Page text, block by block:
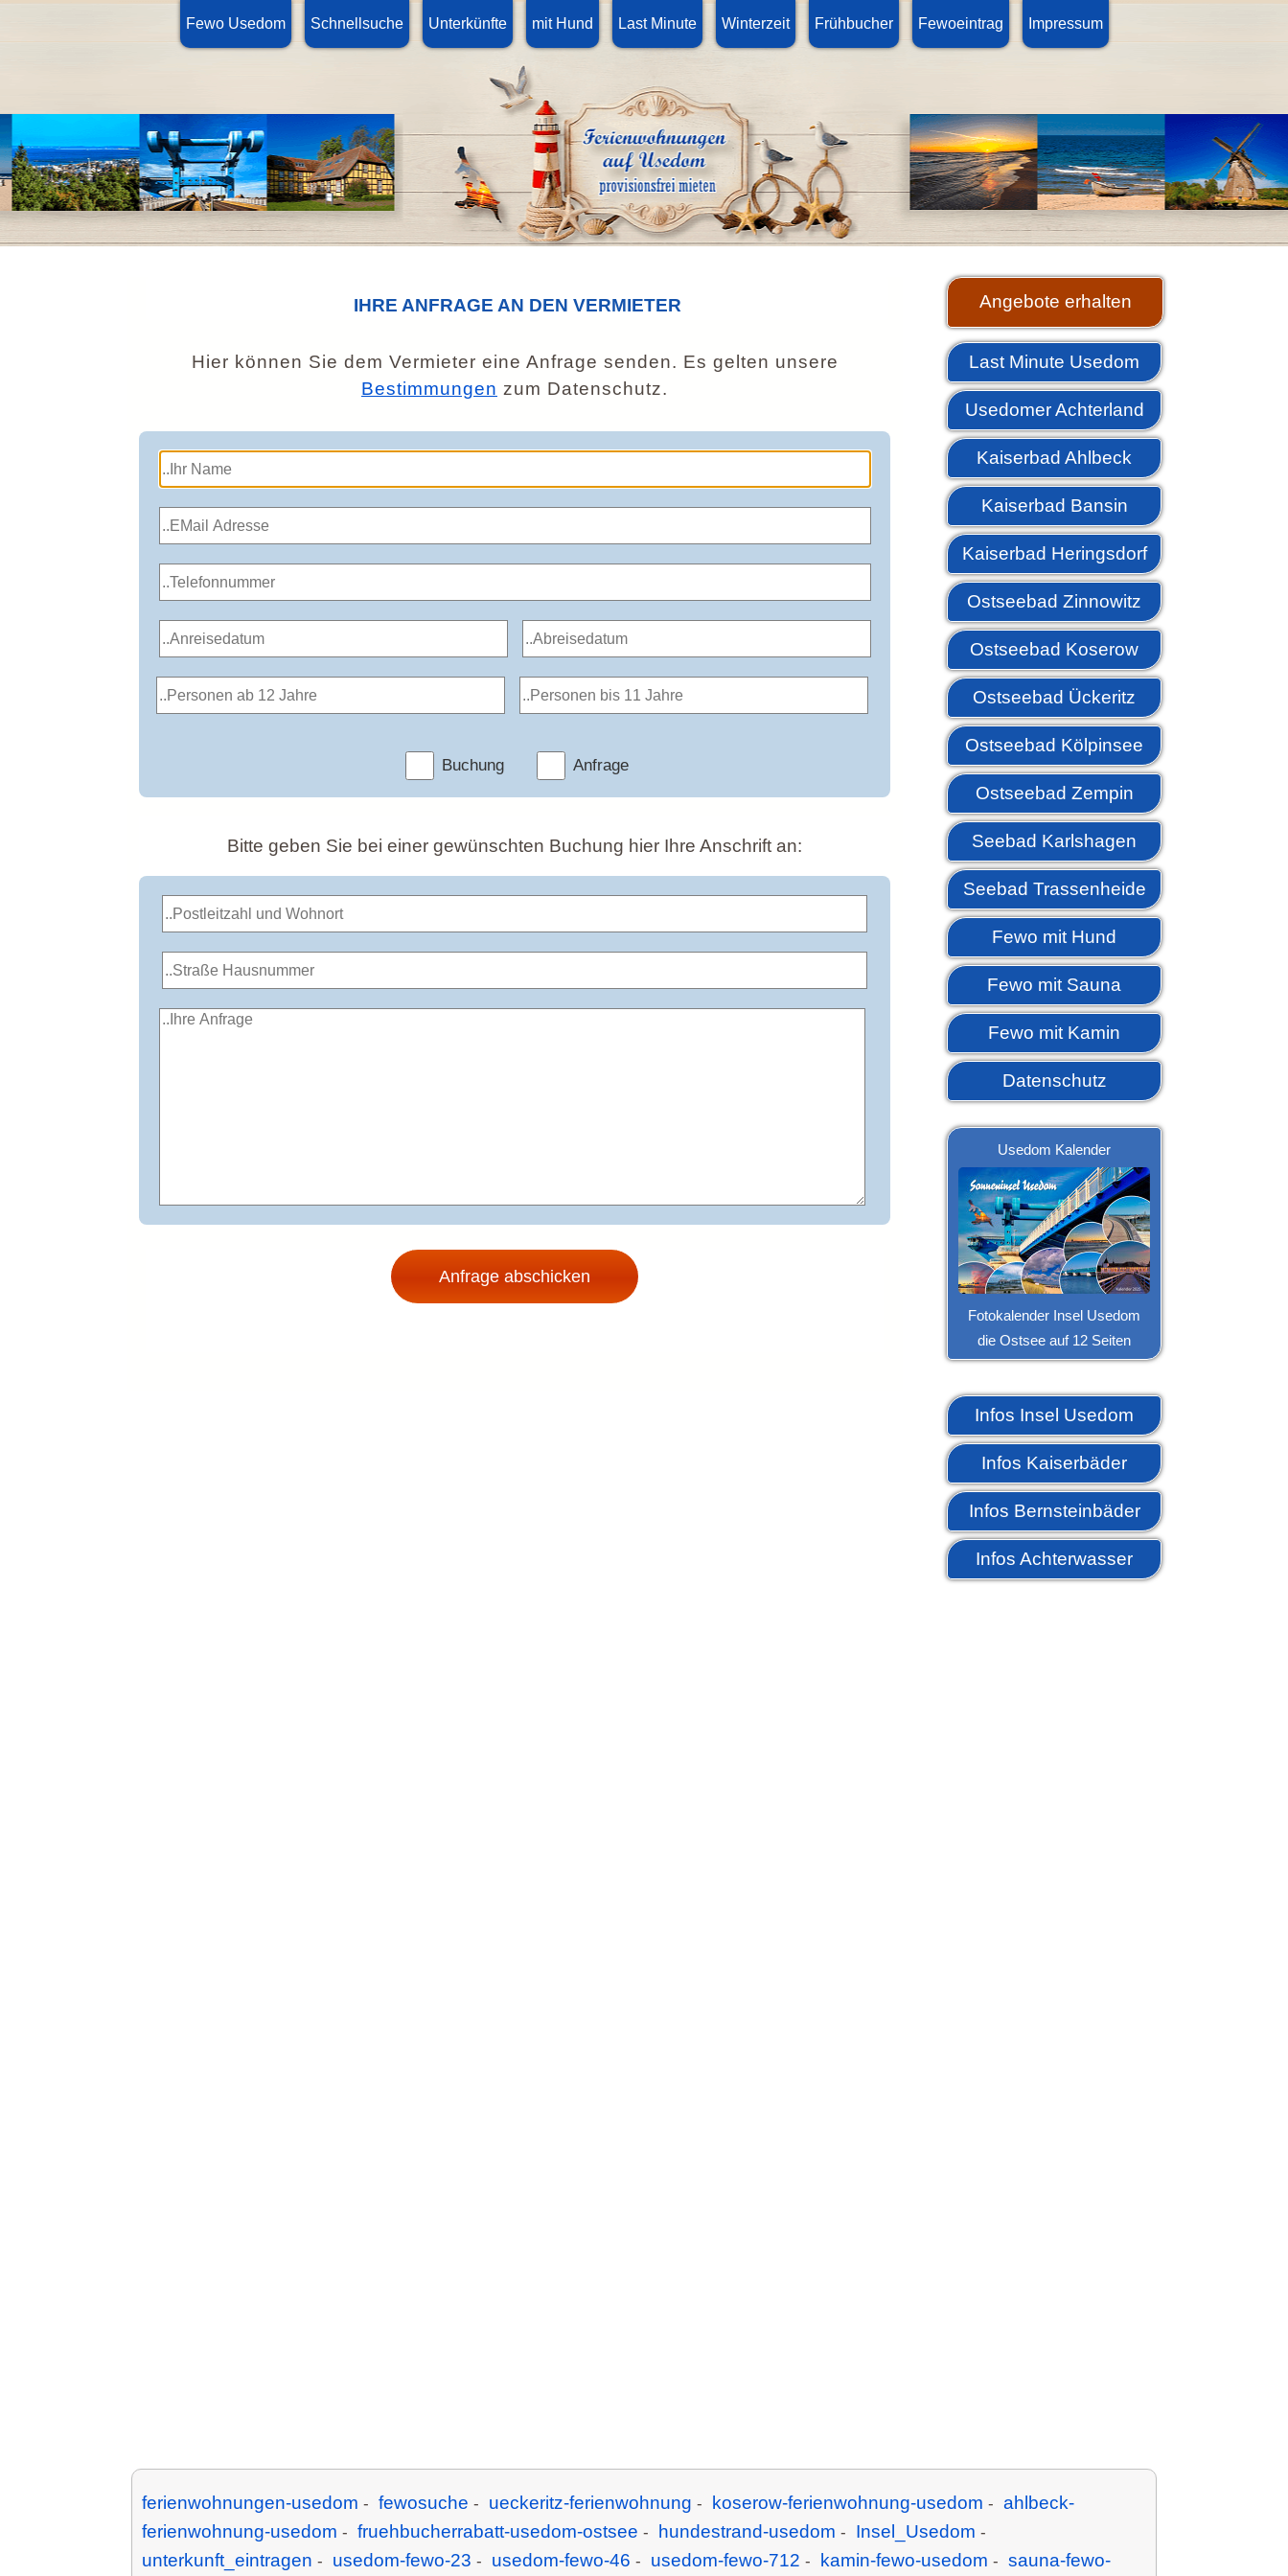
Fewo Usedom Schnellsuche Unterkünfte mit Hund Last Minute Winterzeit Frühbucher Fewoeintrag Impressum
Angebote erhalten
Last Minute Usedom
Usedomer Achterland
Kaiserbad Ahlbeck
Kaiserbad Bansin
Kaiserbad Heringsdorf
Ostseebad Zinnowitz
Ostseebad Koserow
Ostseebad Ückeritz
Ostseebad Kölpinsee
Ostseebad Zempin
Seebad Karlshagen
Seebad Trassenheide
Fewo mit Hund
Fewo mit Sauna
Fewo mit Kamin
Datenschutz
Usedom Kalender
Fotokalender Insel Usedom
die Ostsee auf 12 Seiten
Infos Insel Usedom
Infos Kaiserbäder
Infos Bernsteinbäder
Infos Achterwasser
IHRE ANFRAGE AN DEN VERMIETER
Hier können Sie dem Vermieter eine Anfrage senden. Es gelten unsere
Bestimmungen zum Datenschutz.
Buchung Anfrage
Bitte geben Sie bei einer gewünschten Buchung hier Ihre Anschrift an:
ferienwohnungen-usedom - fewosuche - ueckeritz-ferienwohnung - koserow-ferienwohnung-usedom - ahlbeck-
ferienwohnung-usedom - fruehbucherrabatt-usedom-ostsee - hundestrand-usedom - Insel_Usedom -
unterkunft_eintragen - usedom-fewo-23 - usedom-fewo-46 - usedom-fewo-712 - kamin-fewo-usedom - sauna-fewo-